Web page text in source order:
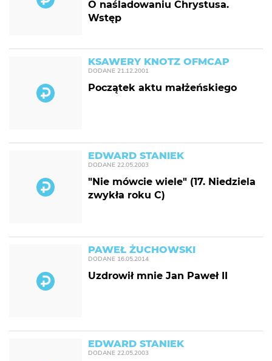
O naśladowaniu Chrystusa.
Wstęp
KSAWERY KNOTZ OFMCAP
DODANE 21.12.2001
Początek aktu małżeńskiego
EDWARD STANIEK
DODANE 22.05.2003
"Nie mówcie wiele" (17. Niedziela
zwykła roku C)
PAWEŁ ŻUCHOWSKI
DODANE 16.05.2014
Uzdrowił mnie Jan Paweł II
EDWARD STANIEK
DODANE 22.05.2003